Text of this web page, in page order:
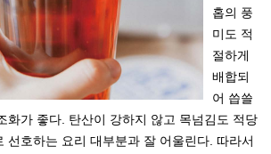
홉의 풍
미도 적
절하게
배합되
어 씁쓸
화가 좋다. 탄산이 강하지 않고 목넘김도 적당
선호하는 요리 대부분과 잘 어울린다. 따라서